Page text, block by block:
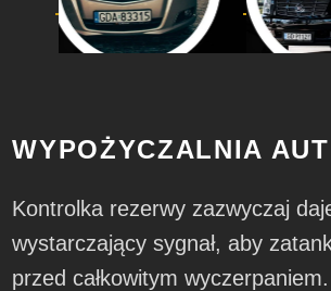
WYPOŻYCZALNIA
Kontrolka rezerwy zazwyczaj
wystarczający sygnał, aby
przed całkowitym